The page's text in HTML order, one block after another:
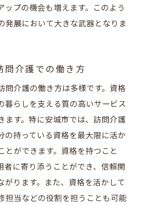
ップの機会も増えます。このよう
発展において大きな武器となりま
問介護での働き方
問介護の働き方は多様です。資格
暮らしを支える質の高いサービス
ます。特に安城市では、訪問介護
の持っている資格を最大限に活か
とができます。資格を持つこと
者に寄り添うことができ、信頼関
がります。また、資格を活かして
担当などの役割を担うことも可能